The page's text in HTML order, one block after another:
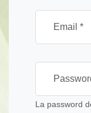
La password